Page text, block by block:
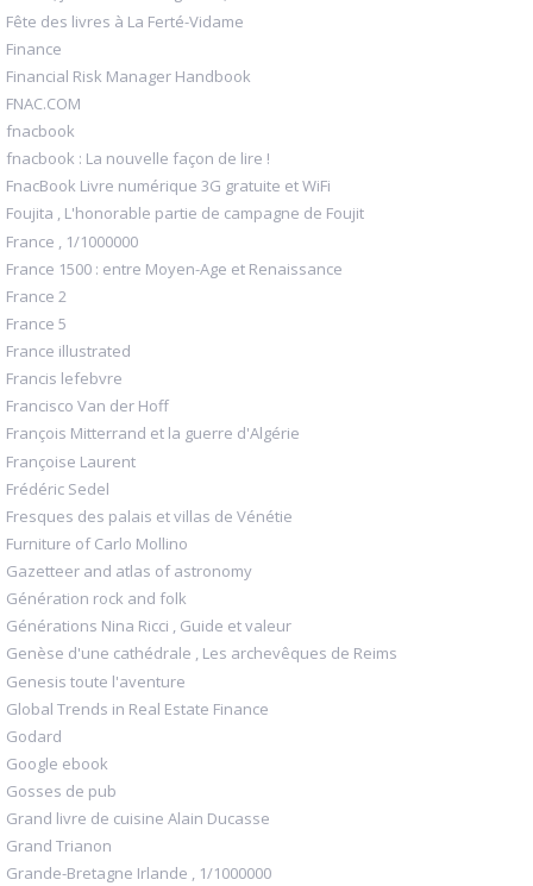
Fête des livres à La Ferté-Vidame
Finance
Financial Risk Manager Handbook
FNAC.COM
fnacbook
fnacbook : La nouvelle façon de lire !
FnacBook Livre numérique 3G gratuite et WiFi
Foujita , L'honorable partie de campagne de Foujit
France , 1/1000000
France 1500 : entre Moyen-Age et Renaissance
France 2
France 5
France illustrated
Francis lefebvre
Francisco Van der Hoff
François Mitterrand et la guerre d'Algérie
Françoise Laurent
Frédéric Sedel
Fresques des palais et villas de Vénétie
Furniture of Carlo Mollino
Gazetteer and atlas of astronomy
Génération rock and folk
Générations Nina Ricci , Guide et valeur
Genèse d'une cathédrale , Les archevêques de Reims
Genesis toute l'aventure
Global Trends in Real Estate Finance
Godard
Google ebook
Gosses de pub
Grand livre de cuisine Alain Ducasse
Grand Trianon
Grande-Bretagne Irlande , 1/1000000